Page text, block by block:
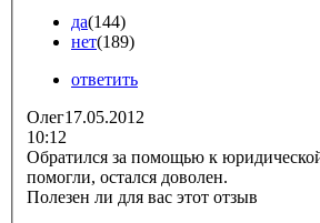
да(144)
нет(189)
ответить
Олег17.05.2012
10:12
Обратился за помощью к
помогли, остался доволен.
Полезен ли для вас этот отзыв